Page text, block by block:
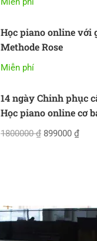
Học piano online với
Methode Rose
Miễn phí
14 ngày Chinh phục
Học piano online cơ
1800000 ₫ 899000 ₫